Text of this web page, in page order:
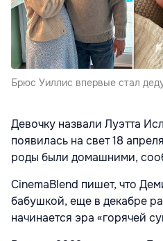
Брюс Уиллис впервые стал
Девочку назвали Луэтта
появилась на свет 18
роды были домашними,
CinemaBlend пишет, что
бабушкой, еще в декабре
начинается эра «горячей